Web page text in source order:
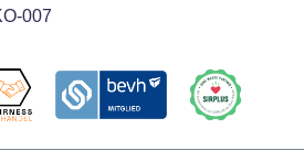
007